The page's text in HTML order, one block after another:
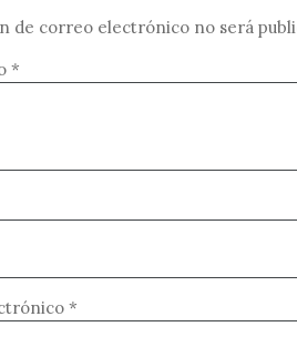
de correo electrónico no será
*
*